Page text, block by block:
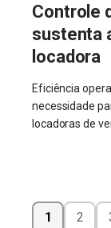
Controle
sustenta
locadora
Eficiência
necessidade
locadoras de
1 2